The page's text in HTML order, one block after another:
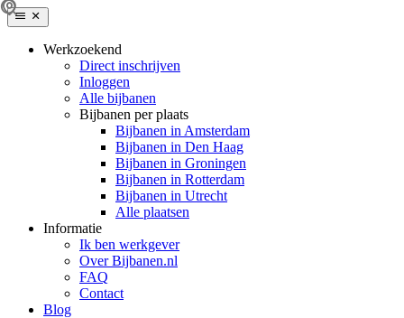
Werkzoekend
Direct inschrijven
Inloggen
Alle bijbanen
Bijbanen per plaats
Bijbanen in Amsterdam
Bijbanen in Den Haag
Bijbanen in Groningen
Bijbanen in Rotterdam
Bijbanen in Utrecht
Alle plaatsen
Informatie
Ik ben werkgever
Over Bijbanen.nl
FAQ
Contact
Blog